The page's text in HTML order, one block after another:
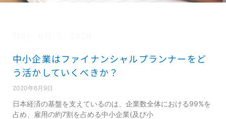
中小企業はファイナンシャルプランナーをど
う活かしていくべきか？
2020年6月9日
日本経済の基盤を支えているのは、企業数全体における99%を
占め、雇用の約7割を占める中小企業(及び小